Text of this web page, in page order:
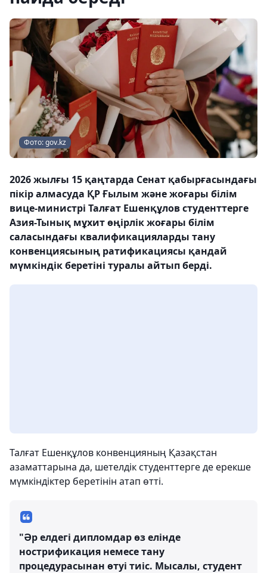
Фото: gov.kz
2026 жылғы 15 қаңтарда Сенат қабырғасындағы
пікір алмасуда ҚР Ғылым және жоғары білім
вице-министрі Талғат Ешенқұлов студенттерге
Азия-Тынық мұхит өңірлік жоғары білім
саласындағы квалификацияларды тану
конвенциясының ратификациясы қандай
мүмкіндік беретіні туралы айтып берді.
Талғат Ешенқұлов конвенцияның Қазақстан
азаматтарына да, шетелдік студенттерге де ерекше
мүмкіндіктер беретінін атап өтті.
"Әр елдегі дипломдар өз елінде
нострификация немесе тану
процедурасынан өтуі тиіс. Мысалы, студент